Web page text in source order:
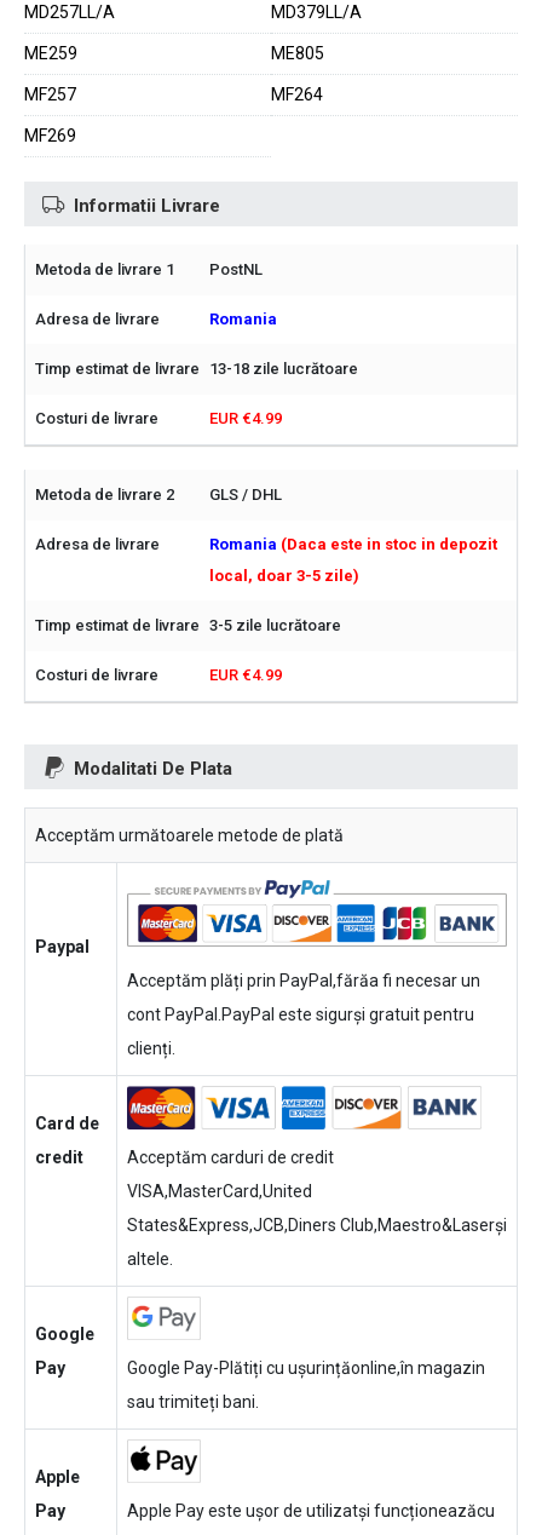
MD257LL/A MD379LL/A
ME259 ME805
MF257 MF264
MF269
Informatii Livrare
PostNL
Romania
13-18 zile lucrătoare
EUR €4.99
GLS / DHL
Romania (Daca este in stoc in depozit
local, doar 3-5 zile)
3-5 zile lucrătoare
EUR €4.99
Modalitati De Plata
Acceptăm următoarele metode de plată
Paypal
Acceptăm plăți prin PayPal,fărăa fi necesar un
cont PayPal.PayPal este sigurși gratuit pentru
clienți.
Card de
credit
Acceptăm carduri de credit
VISA,MasterCard,United
States&Express,JCB,Diners Club,Maestro&Laserși
altele.
Google
Pay
Google Pay-Plătiți cu ușurințăonline,în magazin
sau trimiteți bani.
Apple
Pay
Apple Pay este ușor de utilizatși funcționeazăcu